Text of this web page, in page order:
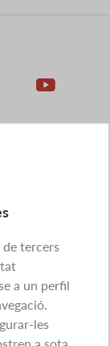
Youtube
de tercers
a un perfil
les